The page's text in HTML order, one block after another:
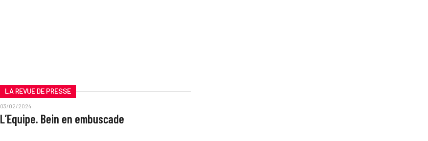
LA REVUE DE PRESSE
03/02/2024
L’Equipe. Bein en embuscade